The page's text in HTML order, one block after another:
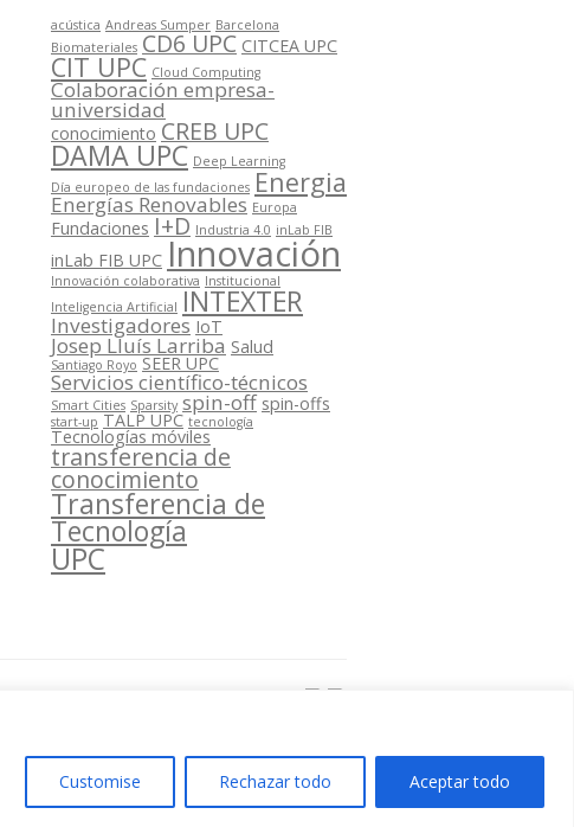
Customise Rechazar todo Aceptar todo
acústica Andreas Sumper Barcelona
Biomateriales CD6 UPC CITCEA UPC
CIT UPC Cloud Computing
Colaboración empresa-
universidad
conocimiento CREB UPC
DAMA UPC Deep Learning
Día europeo de las fundaciones Energia
Energías Renovables Europa
Fundaciones I+D Industria 4.0 inLab FIB
inLab FIB UPC Innovación
Innovación colaborativa Institucional
Inteligencia Artificial INTEXTER
Investigadores IoT
Josep Lluís Larriba Salud
Santiago Royo SEER UPC
Servicios científico-técnicos
Smart Cities Sparsity spin-off spin-offs
start-up TALP UPC tecnología
Tecnologías móviles
transferencia de
conocimiento
Transferencia de
Tecnología
UPC